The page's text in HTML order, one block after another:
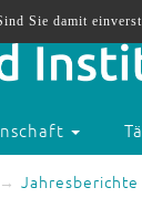
Jahresberichte
Sie damit